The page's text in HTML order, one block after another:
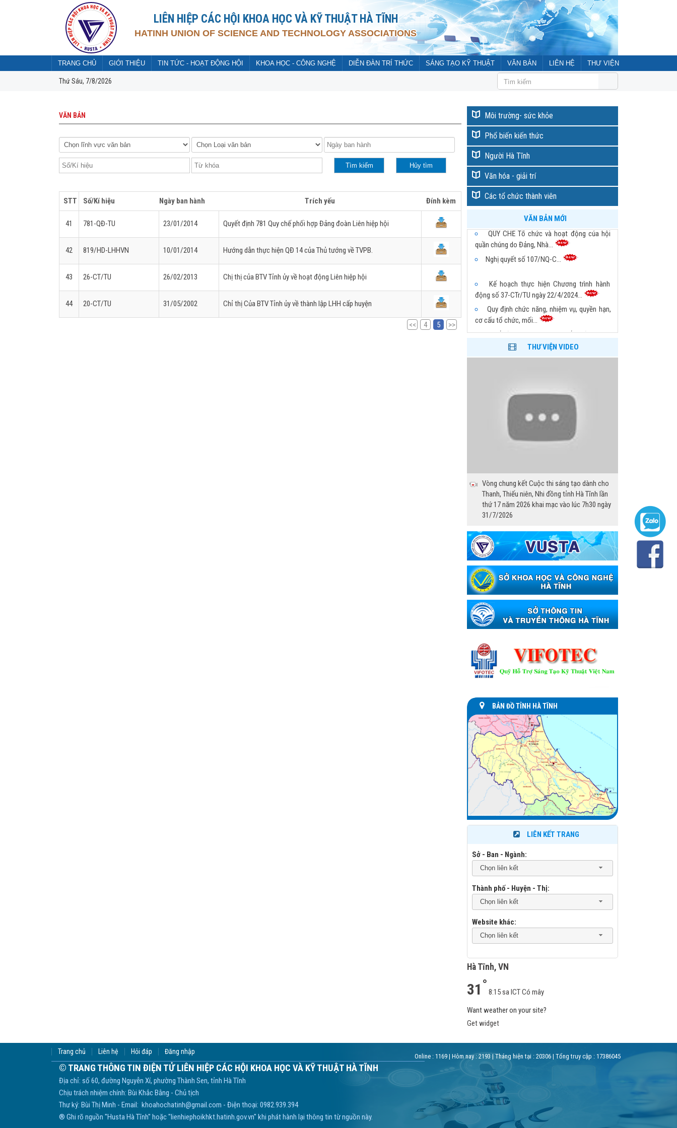
LIÊN HIỆP CÁC HỘI KHOA HỌC VÀ KỸ THUẬT HÀ TĨNH
HATINH UNION OF SCIENCE AND TECHNOLOGY ASSOCIATIONS
TRANG CHỦ GIỚI THIỆU TIN TỨC - HOẠT ĐỘNG HỘI KHOA HỌC - CÔNG NGHỆ DIỄN ĐÀN TRÍ THỨC SÁNG TẠO KỸ THUẬT VĂN BẢN LIÊN HỆ THƯ VIỆN
Thứ Sáu, 7/8/2026 NHIỆT LIỆT CHÀO MỪNG ĐẠI HỘI ĐẠI BIỂU LIÊN HIỆP CÁC HỘI KH&KT HÀ TĨNH
VĂN BẢN
STT Số/Kí hiệu Ngày ban hành Trích yếu Đính kèm
41 781-QĐ-TU 23/01/2014 Quyết định 781 Quy chế phối hợp Đảng đoàn Liên hiệp hội
42 819/HD-LHHVN 10/01/2014 Hướng dẫn thực hiện QĐ 14 của Thủ tướng về TVPB.
43 26-CT/TU 26/02/2013 Chị thị của BTV Tỉnh ủy về hoạt động Liên hiệp hội
44 20-CT/TU 31/05/2002 Chỉ thị Của BTV Tỉnh ủy về thành lập LHH cấp huyện
<< 4 5 >>
Môi trường- sức khỏe
Phổ biến kiến thức
Người Hà Tĩnh
Văn hóa - giải trí
Các tổ chức thành viên
VĂN BẢN MỚI
QUY CHẾ Tổ chức và hoạt động của hội
quần chúng do Đảng, Nhà...
Nghị quyết số 107/NQ-C...
Kế hoạch thực hiện Chương trình hành
động số 37-CTr/TU ngày 22/4/2024...
Quy định chức năng, nhiệm vụ, quyền hạn,
cơ cấu tổ chức, mối...
Quyết định Ban hành Quy chế thi đua, khen
THƯ VIỆN VIDEO
Vòng chung kết Cuộc thi sáng tạo dành cho
Thanh, Thiếu niên, Nhi đồng tỉnh Hà Tĩnh lần
thứ 17 năm 2026 khai mạc vào lúc 7h30 ngày
31/7/2026
BẢN ĐỒ TỈNH HÀ TĨNH
LIÊN KẾT TRANG
Sở - Ban - Ngành:
Chọn liên kết
Thành phố - Huyện - Thị:
Chọn liên kết
Website khác:
Chọn liên kết
Hà Tĩnh, VN
31 ° 8:15 sa ICTCó mây
Want weather on your site?
Get widget
Trang chủ Liên hệ Hỏi đáp Đăng nhập
Online : 1169 | Hôm nay :2193 | Tháng hiện tại : 20306 | Tổng truy cập : 17386045
© TRANG THÔNG TIN ĐIỆN TỬ LIÊN HIỆP CÁC HỘI KHOA HỌC VÀ KỸ THUẬT HÀ TĨNH
Địa chỉ: số 60, đường Nguyễn Xí, phường Thành Sen, tỉnh Hà Tĩnh
Chịu trách nhiệm chính: Bùi Khắc Bằng - Chủ tịch
Thư ký: Bùi Thị Minh - Email: khoahochatinh@gmail.com - Điện thoại: 0982.939.394
® Ghi rõ nguồn "Husta Hà Tĩnh" hoặc "lienhiephoikhkt.hatinh.gov.vn" khi phát hành lại thông tin từ nguồn này.